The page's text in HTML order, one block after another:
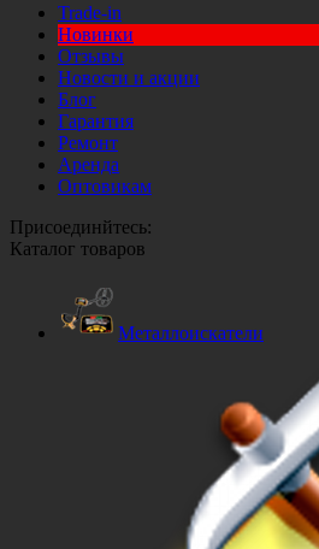
Trade-in
Новинки
Отзывы
Новости и акции
Блог
Гарантия
Ремонт
Аренда
Оптовикам
Присоединйтесь:
Каталог товаров
Металлоискатели